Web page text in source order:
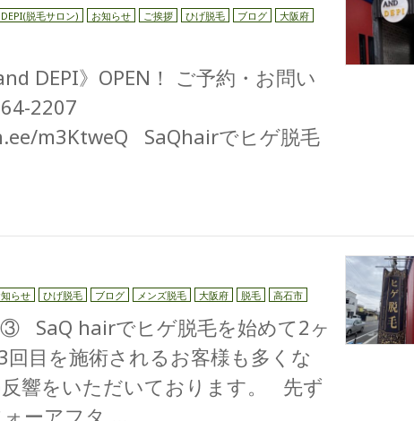
脱毛サロン) お知らせ ご挨拶 ひげ脱毛 ブログ 大阪府
DEPI》OPEN！ ご予約・お問い
2207
m3KtweQ SaQhairでヒゲ脱毛
らせ ひげ脱毛 ブログ メンズ脱毛 大阪府 脱毛 高石市
SaQ hairでヒゲ脱毛を始めて2ヶ
回目を施術されるお客様も多くな
反響をいただいております。 先ず
ーアフタ …